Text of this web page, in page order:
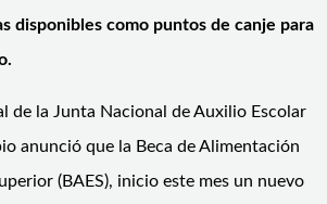
disponibles como puntos de canje para
de la Junta Nacional de Auxilio Escolar
anunció que la Beca de Alimentación
(BAES), inicio este mes un nuevo